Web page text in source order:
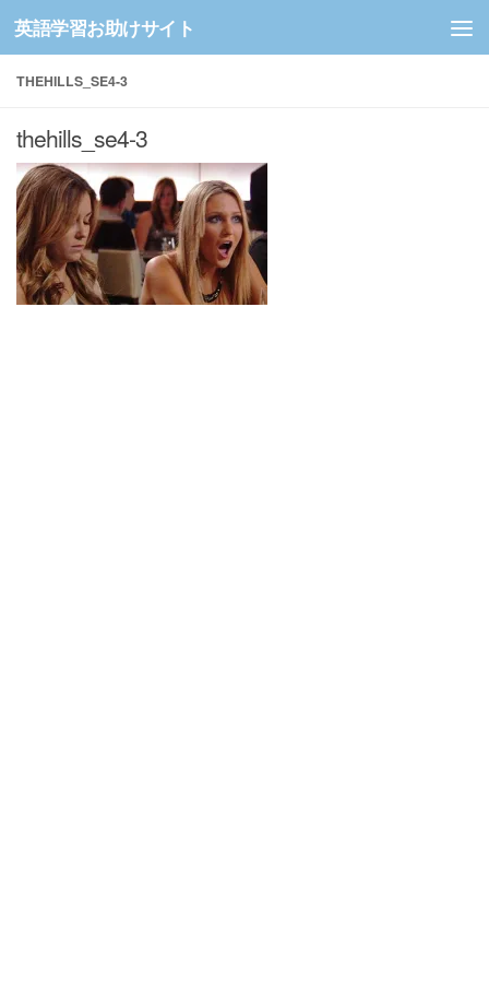
コンテンツへスキップ
英語学習お助けサイト
THEHILLS_SE4-3
thehills_se4-3